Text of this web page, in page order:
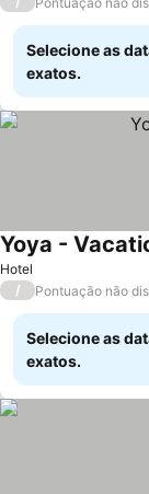
Selecione as
exatos.
Hotel
Yoya -
/ Pontuação não
Selecione as
exatos.